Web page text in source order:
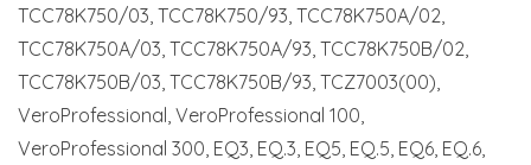
TCC78K750/03, TCC78K750/93, TCC78K750A/02,
TCC78K750A/03, TCC78K750A/93, TCC78K750B/02,
TCC78K750B/03, TCC78K750B/93, TCZ7003(00),
VeroProfessional, VeroProfessional 100,
VeroProfessional 300, EQ3, EQ.3, EQ5, EQ.5, EQ6, EQ.6,